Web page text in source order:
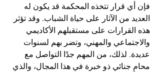
فإن أي قرار تتخذه المحكمة قد يكون له
العديد من الآثار على حياة الشباب. وقد تؤثر
هذه القرارات على مستقبلهم الأكاديمي
والاجتماعي والمهني، وتضر بهم لسنوات
عديدة. لذلك، من المهم جدًا التواصل مع
محامٍ جنائي ذو خبرة في هذا المجال، والذي